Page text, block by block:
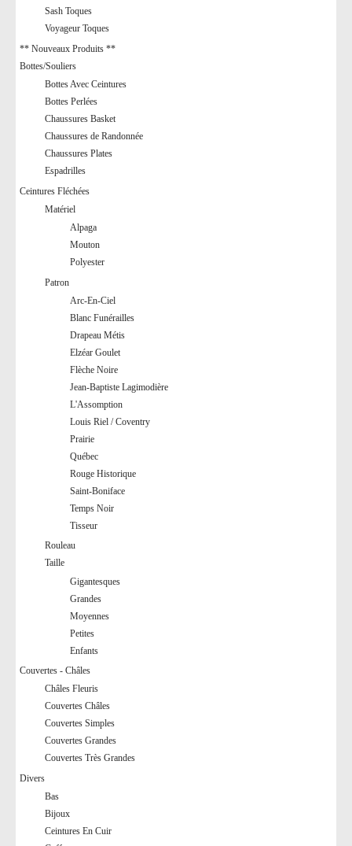
Sash Toques
Voyageur Toques
** Nouveaux Produits **
Bottes/Souliers
Bottes Avec Ceintures
Bottes Perlées
Chaussures Basket
Chaussures de Randonnée
Chaussures Plates
Espadrilles
Ceintures Fléchées
Matériel
Alpaga
Mouton
Polyester
Patron
Arc-En-Ciel
Blanc Funérailles
Drapeau Métis
Elzéar Goulet
Flèche Noire
Jean-Baptiste Lagimodière
L'Assomption
Louis Riel / Coventry
Prairie
Québec
Rouge Historique
Saint-Boniface
Temps Noir
Tisseur
Rouleau
Taille
Gigantesques
Grandes
Moyennes
Petites
Enfants
Couvertes - Châles
Châles Fleuris
Couvertes Châles
Couvertes Simples
Couvertes Grandes
Couvertes Très Grandes
Divers
Bas
Bijoux
Ceintures En Cuir